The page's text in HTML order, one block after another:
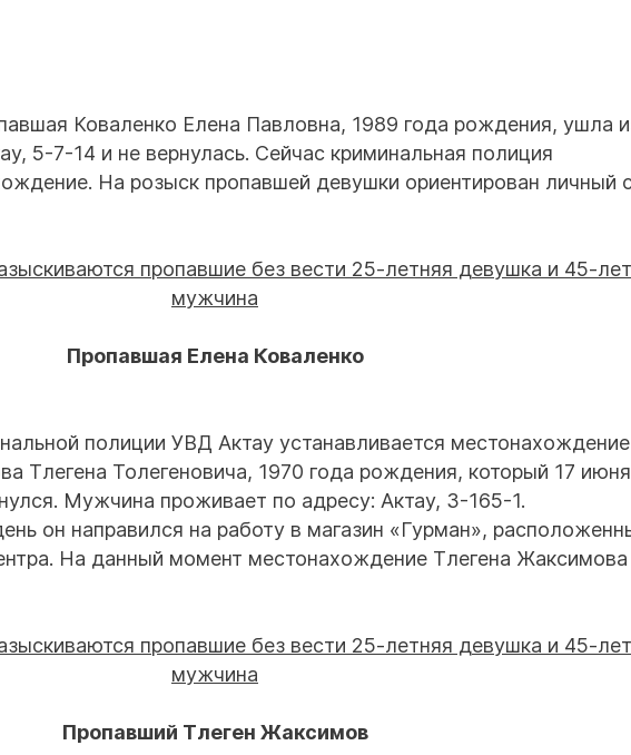
Коваленко Елена Павловна, 1989 года рождения, ушла
5-7-14 и не вернулась. Сейчас криминальная полиция
На розыск пропавшей девушки ориентирован личный
Пропавшая Елена Коваленко
полиции УВД Актау устанавливается
Тлегена Толегеновича, 1970 года рождения, который 17 июня
Мужчина проживает по адресу: Актау, 3-165-1.
он направился на работу в магазин «Гурман»,
На данный момент местонахождение Тлегена Жаксимова
Пропавший Тлеген Жаксимов